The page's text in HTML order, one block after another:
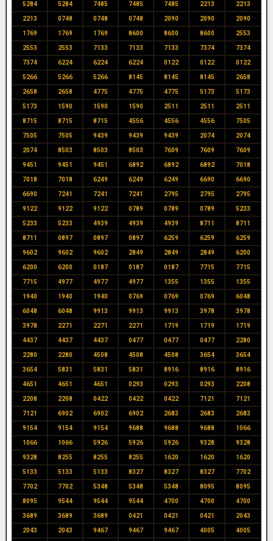
5284 5284 7485 7485 7485 2213 2213
2213 0748 0748 0748 2090 2090 2090
1769 1769 1769 8600 8600 8600 2553
2553 2553 7133 7133 7133 7374 7374
7374 6224 6224 6224 0122 0122 0122
5266 5266 5266 8145 8145 8145 2658
2658 2658 4775 4775 4775 5173 5173
5173 1590 1590 1590 2511 2511 2511
8715 8715 8715 4556 4556 4556 7505
7505 7505 9439 9439 9439 2074 2074
2074 8503 8503 8503 7609 7609 7609
9451 9451 9451 6892 6892 6892 7018
7018 7018 6249 6249 6249 6690 6690
6690 7241 7241 7241 2795 2795 2795
9122 9122 9122 0789 0789 0789 5233
5233 5233 4939 4939 4939 8711 8711
8711 0897 0897 0897 6259 6259 6259
9602 9602 9602 2849 2849 2849 6200
6200 6200 0187 0187 0187 7715 7715
7715 4977 4977 4977 1355 1355 1355
1940 1940 1940 0769 0769 0769 6048
6048 6048 9913 9913 9913 3978 3978
3978 2271 2271 2271 1719 1719 1719
4437 4437 4437 0477 0477 0477 2280
2280 2280 4508 4508 4508 3654 3654
3654 5831 5831 5831 8916 8916 8916
4651 4651 4651 0293 0293 0293 2208
2208 2208 0422 0422 0422 7121 7121
7121 6902 6902 6902 2683 2683 2683
9154 9154 9154 9688 9688 9688 1066
1066 1066 5926 5926 5926 9328 9328
9328 8255 8255 8255 1620 1620 1620
5133 5133 5133 8327 8327 8327 7702
7702 7702 5348 5348 5348 8095 8095
8095 9544 9544 9544 4700 4700 4700
3689 3689 3689 0421 0421 0421 2043
2043 2043 9467 9467 9467 4005 4005